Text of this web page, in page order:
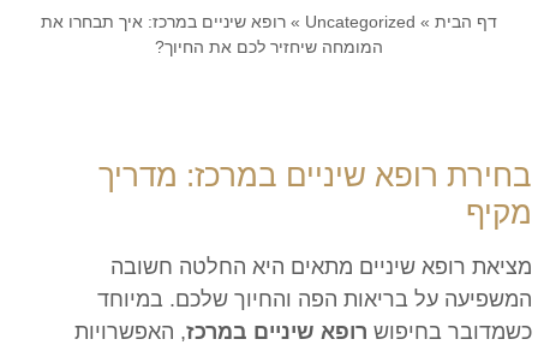
דף הבית »
Uncategorized
» רופא שיניים במרכז: איך תבחרו את
המומחה שיחזיר לכם את החיוך?
בחירת רופא שיניים במרכז: מדריך
מקיף
מציאת רופא שיניים מתאים היא החלטה חשובה
המשפיעה על בריאות הפה והחיוך שלכם. במיוחד
כשמדובר בחיפוש רופא שיניים במרכז, האפשרויות